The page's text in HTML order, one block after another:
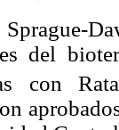
Sprague-
del
con